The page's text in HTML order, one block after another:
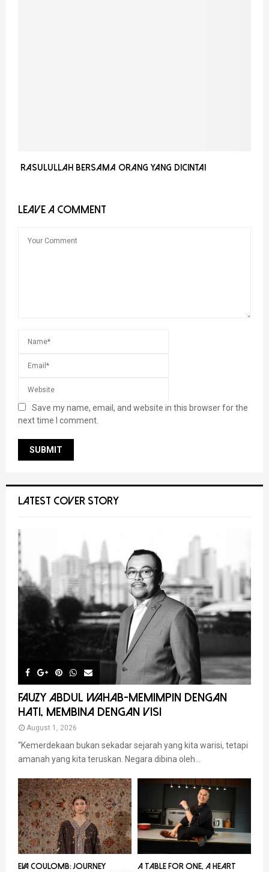
Rasulullah Bersama Orang Yang Dicintai
LEAVE A COMMENT
Save my name, email, and website in this browser for the
next time I comment.
LATEST COVER STORY
FAUZY ABDUL WAHAB-MEMIMPIN DENGAN
HATI, MEMBINA DENGAN VISI
August 1, 2026
“Kemerdekaan bukan sekadar sejarah yang kita warisi, tetapi
amanah yang kita teruskan. Negara dibina oleh...
EVA COULOMB: JOURNEY
A TABLE FOR ONE, A HEART